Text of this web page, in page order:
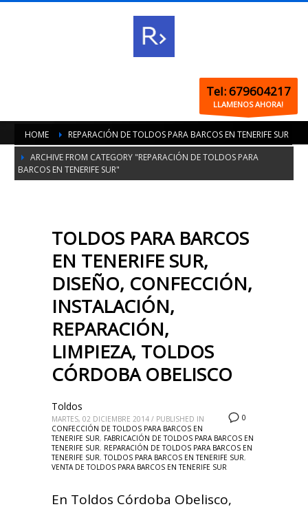
Tel: 679604217
LLAMENOS AHORA!
HOME
REPARACIÓN DE TOLDOS PARA BARCOS EN TENERIFE SUR
ARCHIVE FROM CATEGORY "REPARACIÓN DE TOLDOS PARA
BARCOS EN TENERIFE SUR"
TOLDOS PARA BARCOS
EN TENERIFE SUR,
DISEÑO, CONFECCIÓN,
INSTALACIÓN,
REPARACIÓN,
LIMPIEZA, TOLDOS
CÓRDOBA OBELISCO
0
Toldos
MARTES, 02 DICIEMBRE 2014 / PUBLISHED IN
CONFECCIÓN DE TOLDOS PARA BARCOS EN
TENERIFE SUR, FABRICACIÓN DE TOLDOS PARA BARCOS EN
TENERIFE SUR, REPARACIÓN DE TOLDOS PARA BARCOS EN
TENERIFE SUR,TOLDOS PARA BARCOS EN TENERIFE SUR,
VENTA DE TOLDOS PARA BARCOS EN TENERIFE SUR
En Toldos Córdoba Obelisco,